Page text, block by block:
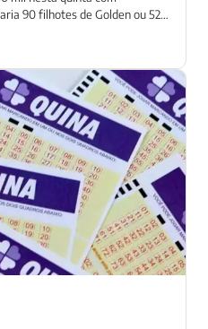
90 filhotes de Golden ou 529